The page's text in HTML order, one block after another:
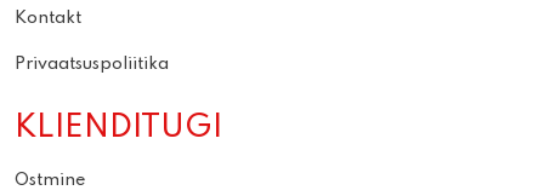
Kontakt
Privaatsuspoliitika
KLIENDITUGI
Ostmine